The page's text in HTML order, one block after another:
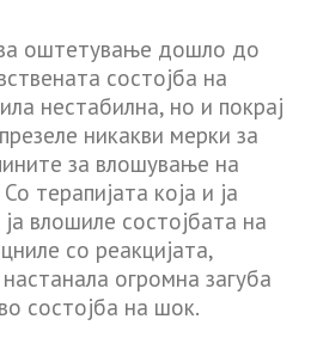
оштетување дошло до
состојба на
нестабилна, но и покрај
никакви мерки за
за влошување на
терапијата која и ја
влошиле состојбата на
со реакцијата,
огромна загуба
состојба на шок.